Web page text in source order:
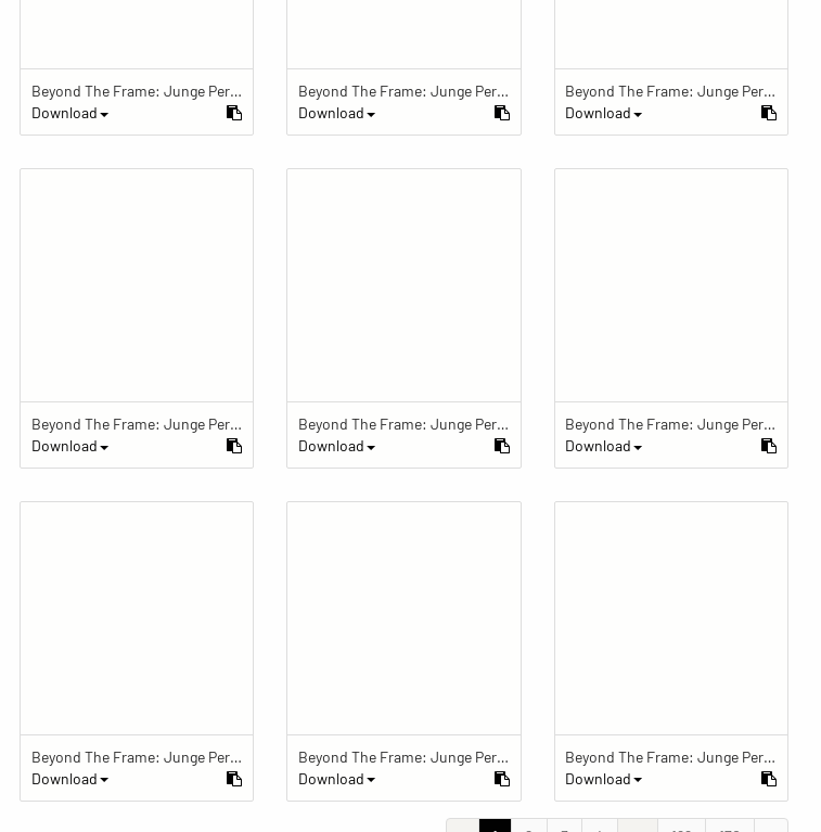
Beyond The Frame: Junge Perspektiven auf Vielfalt im Glauben - Meditation mit Gebetskette im Schreinraum
Download
Beyond The Frame: Junge Perspektiven auf Vielfalt im Glauben - Frau trägt Shorts, Mala und Segenarmband
Download
Beyond The Frame: Junge Perspektiven auf Vielfalt im Glauben - Frau mit Mala-Kette schreibt in Tagebuch
Download
Beyond The Frame: Junge Perspektiven auf Vielfalt im Glauben - Frau steht im Souvenirladen eines buddhistischen Zentrums
Download
Beyond The Frame: Junge Perspektiven auf Vielfalt im Glauben - Frau arbeitet im Büro eines buddhistischen Zentrums
Download
Beyond The Frame: Junge Perspektiven auf Vielfalt im Glauben - Frau arbeitet im Büro eines buddhistischen Zentrums
Download
Beyond The Frame: Junge Perspektiven auf Vielfalt im Glauben - Frau arbeitet im Büro eines buddhistischen Zentrums
Download
Beyond The Frame: Junge Perspektiven auf Vielfalt im Glauben - Frau telefoniert vor Mamor-Stupa
Download
Beyond The Frame: Junge Perspektiven auf Vielfalt im Glauben - Tibetische Gebetsfahnen im buddhistischen Zentrum
Download